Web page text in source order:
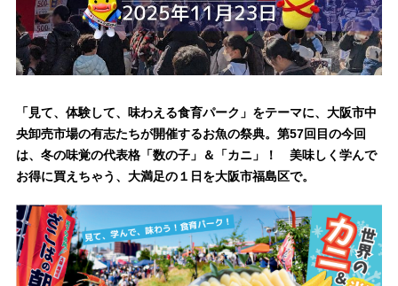
「見て、体験して、味わえる食育パーク」をテーマに、大阪市中
央卸売市場の有志たちが開催するお魚の祭典。第57回目の今回
は、冬の味覚の代表格「数の子」＆「カニ」！ 美味しく学んで
お得に買えちゃう、大満足の１日を大阪市福島区で。